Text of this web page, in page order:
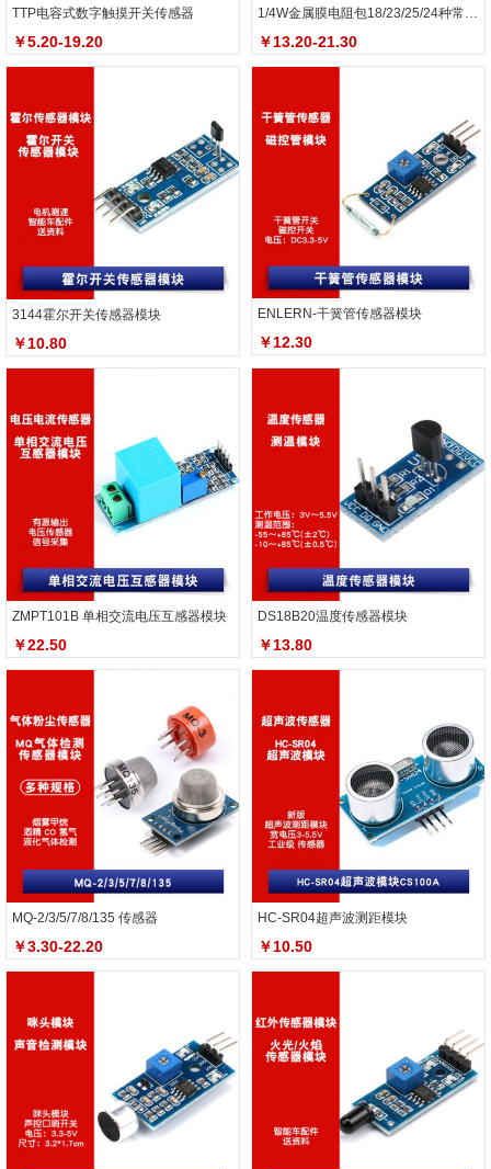
TTP电容式数字触摸开关传感器
￥5.20-19.20
1/4W金属膜电阻包18/23/25/24种常用电阻
￥13.20-21.30
3144霍尔开关传感器模块
￥10.80
ENLERN-干簧管传感器模块
￥12.30
ZMPT101B 单相交流电压互感器模块
￥22.50
DS18B20温度传感器模块
￥13.80
MQ-2/3/5/7/8/135 传感器
￥3.30-22.20
HC-SR04超声波测距模块
￥10.50